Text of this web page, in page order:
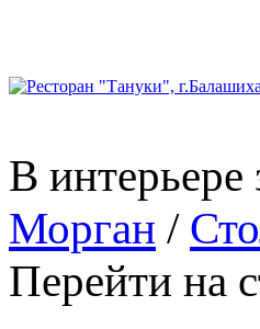
В интерьере
Морган /
Перейти на